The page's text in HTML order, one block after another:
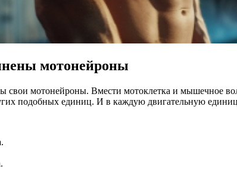
мотонейроны
мотонейроны. Вмести мотоклетка и мышечное
подобных единиц. И в каждую двигательную